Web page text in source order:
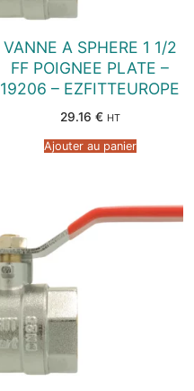
VANNE A SPHERE 1 1/2
FF POIGNEE PLATE –
19206 – EZFITTEUROPE
29.16 € HT
Ajouter au panier